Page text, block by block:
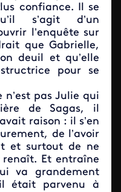
confiance. Il se
s’agit d’un
l’enquête sur
que Gabrielle,
deuil et qu’elle
pour se
pas Julie qui
de Sagas, il
raison : il s’en
de l’avoir
et surtout de ne
renaît. Et entraîne
va grandement
était parvenu à